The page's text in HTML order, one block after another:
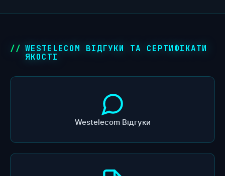
WESTELECOM ВІДГУКИ ТА СЕРТИФІКАТИ
ЯКОСТІ
Westelecom Відгуки